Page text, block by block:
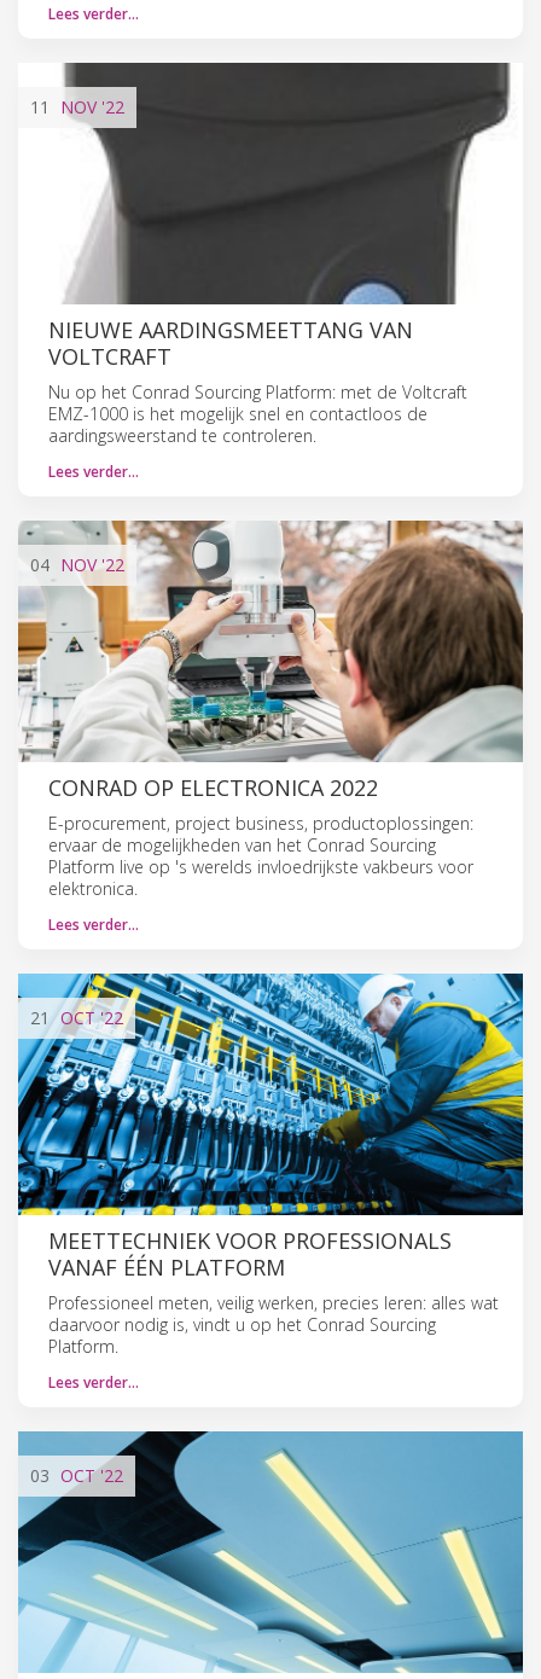
Lees verder…
11 NOV'22
NIEUWE AARDINGSMEETTANG VAN
VOLTCRAFT
Nu op het Conrad Sourcing Platform: met de Voltcraft
EMZ-1000 is het mogelijk snel en contactloos de
aardingsweerstand te controleren.
Lees verder…
04 NOV'22
CONRAD OP ELECTRONICA 2022
E-procurement, project business, productoplossingen:
ervaar de mogelijkheden van het Conrad Sourcing
Platform live op 's werelds invloedrijkste vakbeurs voor
elektronica.
Lees verder…
21 OCT'22
MEETTECHNIEK VOOR PROFESSIONALS
VANAF ÉÉN PLATFORM
Professioneel meten, veilig werken, precies leren: alles wat
daarvoor nodig is, vindt u op het Conrad Sourcing
Platform.
Lees verder…
03 OCT'22